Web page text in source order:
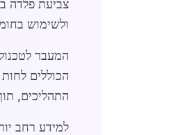
צביעת פלדה
ולשימוש בחומרים ידידותיים
המעבר
הכוללים
התהליכים,
למידע רחב